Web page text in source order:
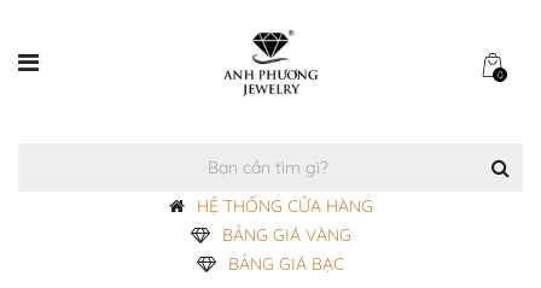
0
HỆ THỐNG CỬA HÀNG
BẢNG GIÁ VÀNG
BẢNG GIÁ BẠC